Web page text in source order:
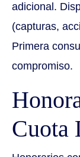
adicional.
(capturas,
Primera
compromiso.
Cuota